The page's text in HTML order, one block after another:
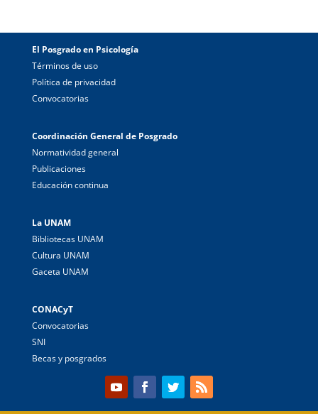
El Posgrado en Psicología
Términos de uso
Política de privacidad
Convocatorias
Coordinación General de Posgrado
Normatividad general
Publicaciones
Educación continua
La UNAM
Bibliotecas UNAM
Cultura UNAM
Gaceta UNAM
CONACyT
Convocatorias
SNI
Becas y posgrados